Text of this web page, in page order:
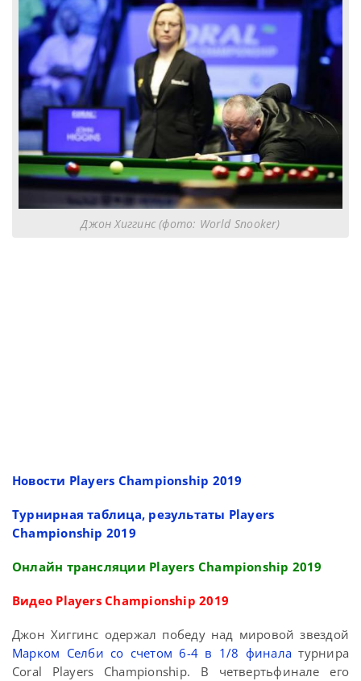
Джон Хиггинс (фото: World Snooker)
Новости Players Championship 2019
Турнирная таблица, результаты Players
Championship 2019
Онлайн трансляции Players Championship 2019
Видео Players Championship 2019
Джон Хиггинс одержал победу над мировой звездой
Марком Селби со счетом 6-4 в 1/8 финала турнира
Coral Players Championship. В четвертьфинале его